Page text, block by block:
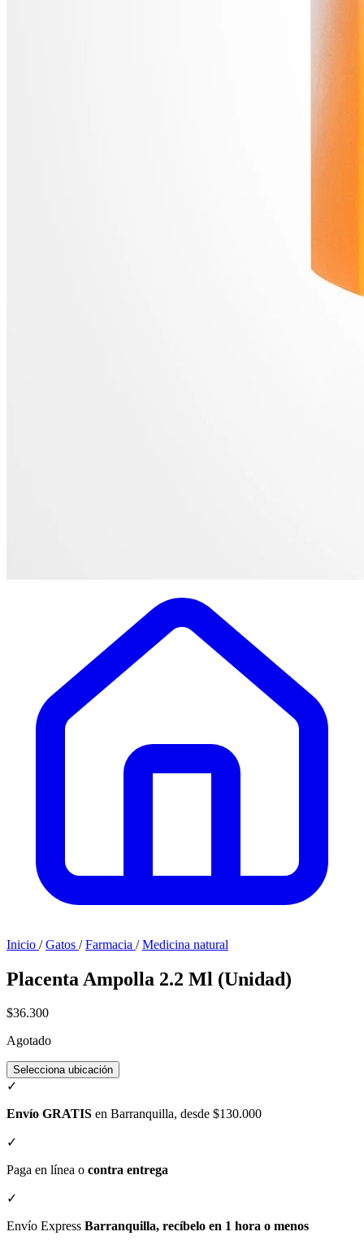
Inicio / Gatos / Farmacia / Medicina natural
Placenta Ampolla 2.2 Ml (Unidad)
$36.300
Agotado
Selecciona ubicación
✓
Envío GRATIS en Barranquilla, desde $130.000
✓
Paga en línea o contra entrega
✓
Envío Express Barranquilla, recíbelo en 1 hora o menos